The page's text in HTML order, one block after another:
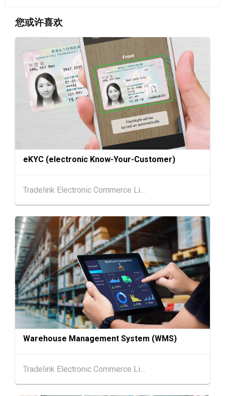
13-17
香港
香港贸发局美与健生活博览 2026 (香港会议展
览中心)
13-15
AUG
香港
13.08.2026 - 15.08.2026
香港贸发局美食商贸博览 2026 (香港会议展览
中心)
13-15
AUG
香港
13.08.2026 - 15.08.2026
香港贸发局香港国际茶展 2026 (香港会议展览
AUG
13.08.2026 - 17.08.2026
香港贸发局美食博览 2026 (香港会议展览中心)
13-15
国际现代化中医药及健康产品会议 2026 (香港
25-27
AUG
中国内地
25.08.2026 - 27.08.2026
中国国际纺织⾯料及辅料（秋冬）博览会 (202
6年8月25至27日)
1-5
SEP
香港
01.09.2026 - 05.09.2026
国际名表荟萃 2026 (香港会议展览中心)
1-5
SEP
香港
01.09.2026 - 05.09.2026
香港贸发局香港钟表展 2026 (香港会议展览中
心)
您或许喜欢
eKYC (electronic Know-Your-Customer)
Tradelink Electronic Commerce Limited
Warehouse Management System (WMS)